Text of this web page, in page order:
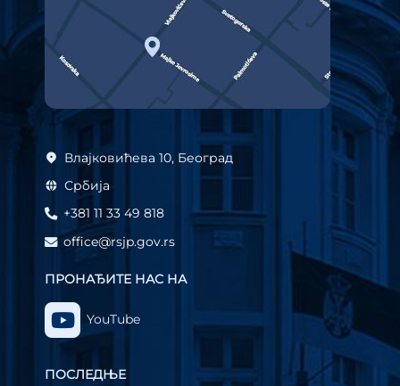
Влајковићева 10, Београд
Србија
+381 11 33 49 818
office@rsjp.gov.rs
ПРОНАЂИТЕ НАС НА
YouTube
ПОСЛЕДЊЕ